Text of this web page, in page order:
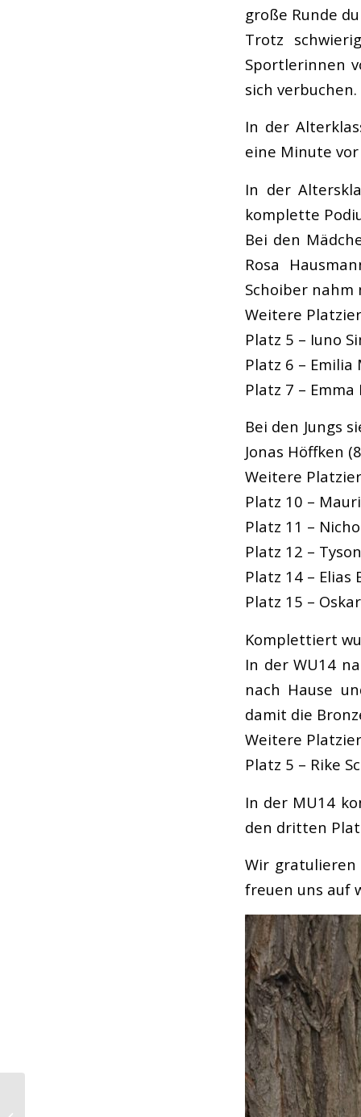
große Runde
Trotz
Sportlerinnen
sich verbuchen.
In der
eine Minute
In der
komplette
Bei den
Rosa
Schoiber nahm
Weitere
Platz 5 – Iuno
Platz 6 –
Platz 7 – Emma
Bei den Jungs
Jonas Höffken
Weitere
Platz 10 –
Platz 11 –
Platz 12 –
Platz 14 – Elias
Platz 15 –
Komplettiert
In der WU14
nach Hause
damit die
Weitere
Platz 5 – Rike
In der MU14
den dritten
Wir gratulieren
freuen uns auf